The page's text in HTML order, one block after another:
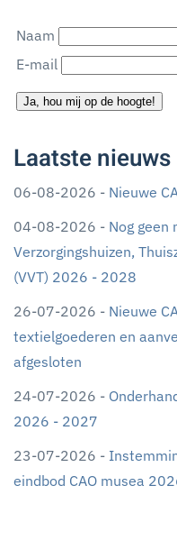
Naam
E-mail
Ja, hou mij op de hoogte!
Laatste nieuws
06-08-2026 - Nieuwe
04-08-2026 - Nog geen
Verzorgingshuizen,
(VVT) 2026 - 2028
26-07-2026 - Nieuwe
textielgoederen en
afgesloten
24-07-2026 -
2026 - 2027
23-07-2026 -
eindbod CAO musea